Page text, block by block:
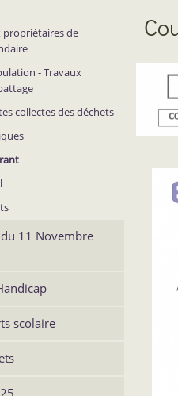
de
- Travaux
collectes des déchets
11 Novembre
scolaire